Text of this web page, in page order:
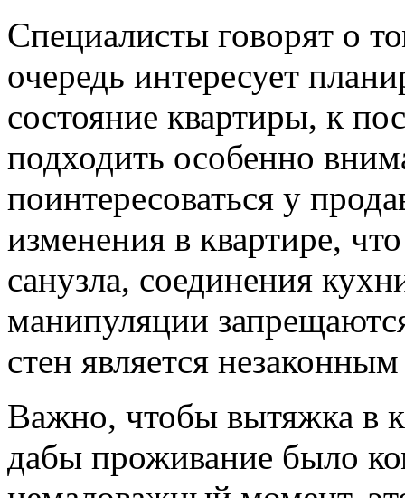
Специалисты говорят о
очередь интересует
состояние квартиры, к
подходить особенно
поинтересоваться у
изменения в квартире,
санузла, соединения
манипуляции
стен является
Важно, чтобы вытяжка в
дабы проживание было